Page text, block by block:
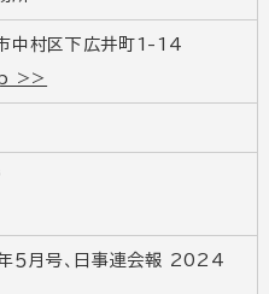
中村区下広井町1-14
>>
５月号、日事連会報 2024